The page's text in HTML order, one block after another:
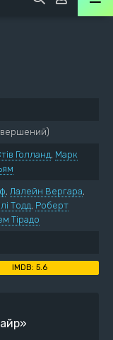
Голланд, Марк
, Лалейн Вергара,
Тодд, Роберт
Тірадо
5.6